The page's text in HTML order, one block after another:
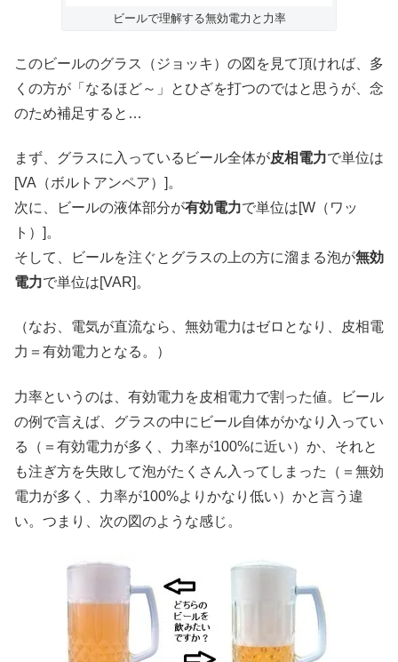
ビールで理解する無効電力と力率
このビールのグラス（ジョッキ）の図を見て頂ければ、多
くの方が「なるほど～」とひざを打つのではと思うが、念
のため補足すると…
まず、グラスに入っているビール全体が皮相電力で単位は
[VA（ボルトアンペア）]。
次に、ビールの液体部分が有効電力で単位は[W（ワッ
ト）]。
そして、ビールを注ぐとグラスの上の方に溜まる泡が無効
電力で単位は[VAR]。
（なお、電気が直流なら、無効電力はゼロとなり、皮相電
力＝有効電力となる。）
力率というのは、有効電力を皮相電力で割った値。ビール
の例で言えば、グラスの中にビール自体がかなり入ってい
る（＝有効電力が多く、力率が100%に近い）か、それと
も注ぎ方を失敗して泡がたくさん入ってしまった（＝無効
電力が多く、力率が100%よりかなり低い）かと言う違
い。つまり、次の図のような感じ。